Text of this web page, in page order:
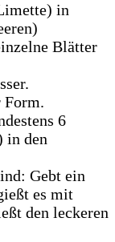
in
Blätter
Form.
6
in den
Gebt ein
es mit
den leckeren